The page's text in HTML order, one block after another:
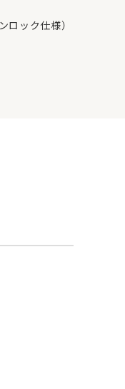
ロック仕様）